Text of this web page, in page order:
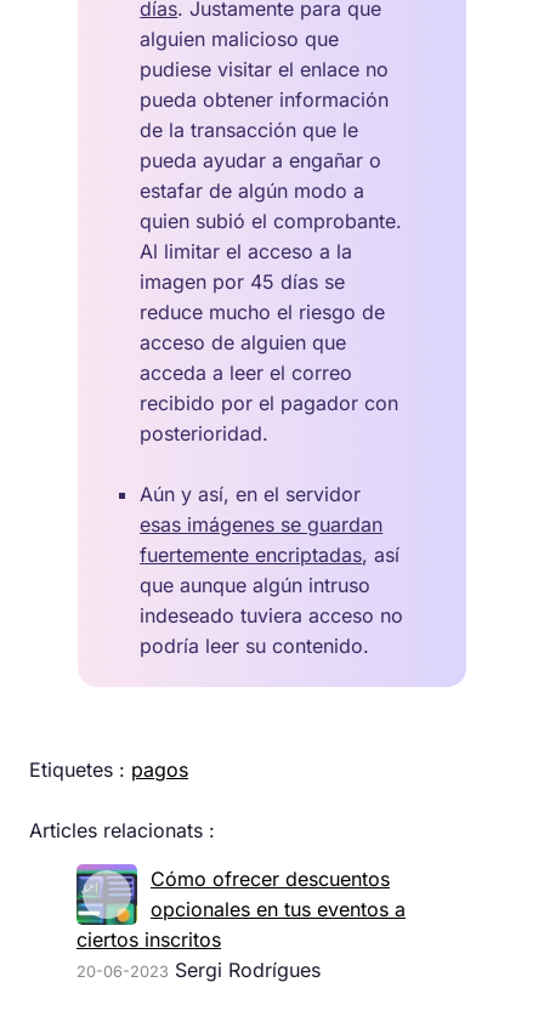
días. Justamente para que
alguien malicioso que
pudiese visitar el enlace no
pueda obtener información
de la transacción que le
pueda ayudar a engañar o
estafar de algún modo a
quien subió el comprobante.
Al limitar el acceso a la
imagen por 45 días se
reduce mucho el riesgo de
acceso de alguien que
acceda a leer el correo
recibido por el pagador con
posterioridad.
Aún y así, en el servidor
esas imágenes se guardan
fuertemente encriptadas, así
que aunque algún intruso
indeseado tuviera acceso no
podría leer su contenido.
Etiquetes : pagos
Articles relacionats :
Cómo ofrecer descuentos
opcionales en tus eventos a
ciertos inscritos
20-06-2023 Sergi Rodrígues